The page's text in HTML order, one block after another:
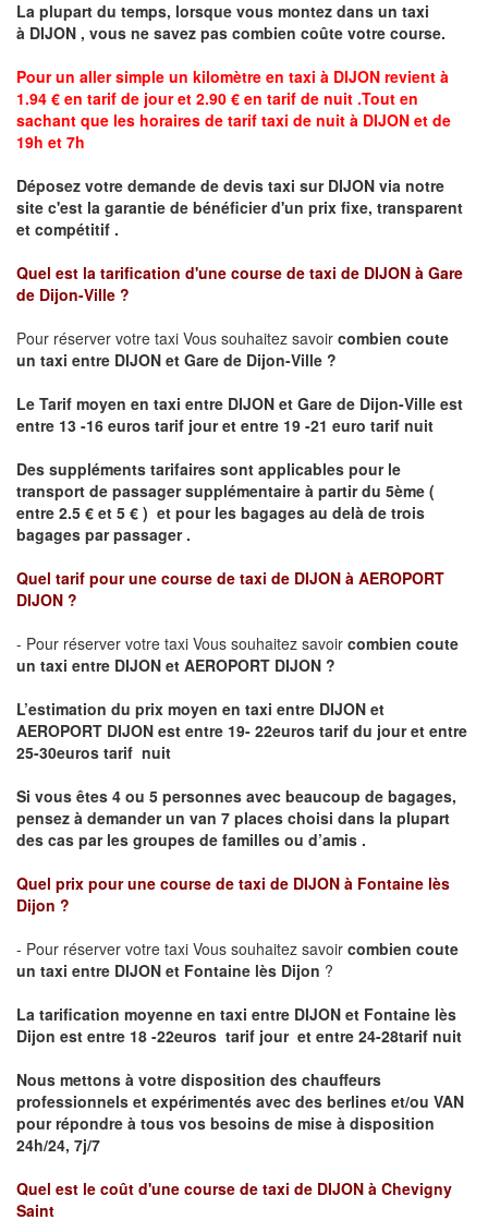
La plupart du temps, lorsque vous montez dans un taxi
à DIJON , vous ne savez pas combien coûte votre course.
Pour un aller simple un kilomètre en taxi à DIJON revient à
1.94 € en tarif de jour et 2.90 € en tarif de nuit .Tout en
sachant que les horaires de tarif taxi de nuit à DIJON et de
19h et 7h
Déposez votre demande de devis taxi sur DIJON via notre
site c'est la garantie de bénéficier d'un prix fixe, transparent
et compétitif .
Quel est la tarification d'une course de taxi de DIJON à Gare
de Dijon-Ville ?
Pour réserver votre taxi Vous souhaitez savoir combien coute
un taxi entre DIJON et Gare de Dijon-Ville ?
Le Tarif moyen en taxi entre DIJON et Gare de Dijon-Ville est
entre 13 -16 euros tarif jour et entre 19 -21 euro tarif nuit
Des suppléments tarifaires sont applicables pour le
transport de passager supplémentaire à partir du 5ème (
entre 2.5 € et 5 € ) et pour les bagages au delà de trois
bagages par passager .
Quel tarif pour une course de taxi de DIJON à AEROPORT
DIJON ?
- Pour réserver votre taxi Vous souhaitez savoir combien coute
un taxi entre DIJON et AEROPORT DIJON ?
L’estimation du prix moyen en taxi entre DIJON et
AEROPORT DIJON est entre 19- 22euros tarif du jour et entre
25-30euros tarif nuit
Si vous êtes 4 ou 5 personnes avec beaucoup de bagages,
pensez à demander un van 7 places choisi dans la plupart
des cas par les groupes de familles ou d’amis .
Quel prix pour une course de taxi de DIJON à Fontaine lès
Dijon ?
- Pour réserver votre taxi Vous souhaitez savoir combien coute
un taxi entre DIJON et Fontaine lès Dijon ?
La tarification moyenne en taxi entre DIJON et Fontaine lès
Dijon est entre 18 -22euros tarif jour et entre 24-28tarif nuit
Nous mettons à votre disposition des chauffeurs
professionnels et expérimentés avec des berlines et/ou VAN
pour répondre à tous vos besoins de mise à disposition
24h/24, 7j/7
Quel est le coût d'une course de taxi de DIJON à Chevigny
Saint